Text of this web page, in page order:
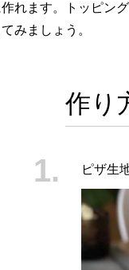
れます。トッピン
みましょう。
作り
ピザ生